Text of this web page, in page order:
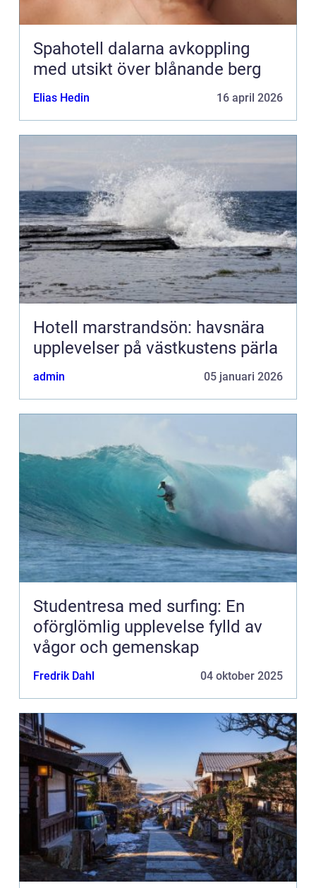
Spahotell dalarna avkoppling
med utsikt över blånande berg
Elias Hedin 16 april 2026
Hotell marstrandsön: havsnära
upplevelser på västkustens pärla
admin 05 januari 2026
Studentresa med surfing: En
oförglömlig upplevelse fylld av
vågor och gemenskap
Fredrik Dahl 04 oktober 2025